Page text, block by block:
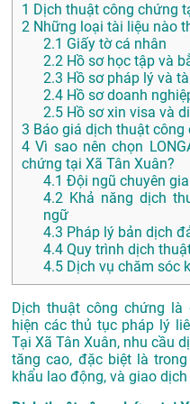
1 Dịch thuật công chứng
2 Những loại tài liệu nào
2.1 Giấy tờ cá nhân
2.2 Hồ sơ học tập và
2.3 Hồ sơ pháp lý và
2.4 Hồ sơ doanh
2.5 Hồ sơ xin visa và
3 Báo giá dịch thuật
4 Vì sao nên chọn
chứng tại Xã Tân Xuân?
4.1 Đội ngũ chuyên
4.2 Khả năng dịch
ngữ
4.3 Pháp lý bản dịch
4.4 Quy trình dịch
4.5 Dịch vụ chăm sóc
Dịch thuật công chứng
hiện các thủ tục pháp lý
Tại Xã Tân Xuân, nhu cầu
tăng cao, đặc biệt là
khẩu lao động, và giao